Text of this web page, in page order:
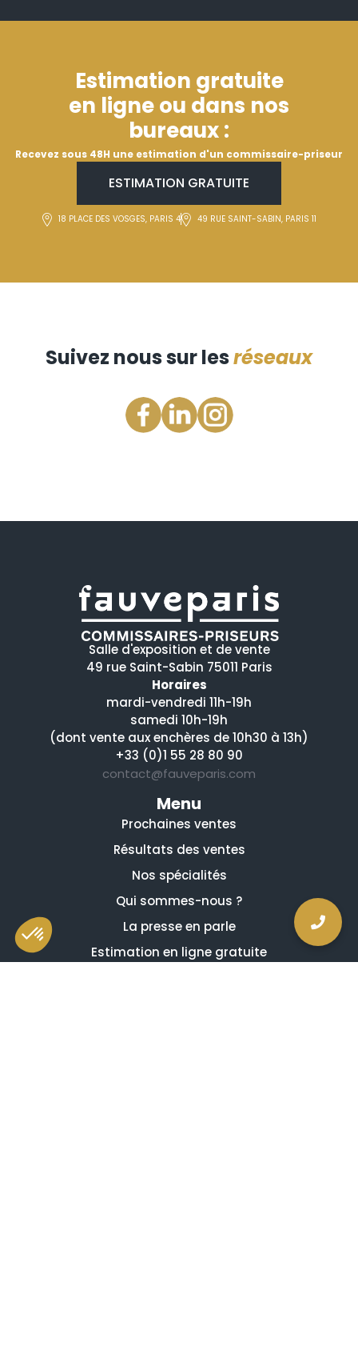
Estimation gratuite
en ligne ou dans nos
bureaux :
Recevez sous 48H une estimation d'un commissaire-priseur
ESTIMATION GRATUITE
18 PLACE DES VOSGES, PARIS 4 49 RUE SAINT-SABIN, PARIS 11
Suivez nous sur lesréseaux
Salle d'exposition et de vente
49 rue Saint-Sabin 75011 Paris
Horaires
mardi-vendredi 11h-19h
samedi 10h-19h
(dont vente aux enchères de 10h30 à 13h)
+33 (0)1 55 28 80 90
contact@fauveparis.com
Menu
Prochaines ventes
Résultats des ventes
Nos spécialités
Qui sommes-nous ?
La presse en parle
Estimation en ligne gratuite